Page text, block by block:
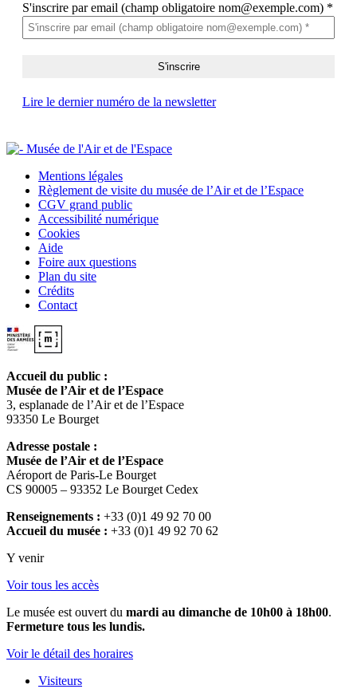
S'inscrire par email (champ obligatoire nom@exemple.com) *
Lire le dernier numéro de la newsletter
Mentions légales
Règlement de visite du musée de l’Air et de l’Espace
CGV grand public
Accessibilité numérique
Cookies
Aide
Foire aux questions
Plan du site
Crédits
Contact
Accueil du public :
Musée de l’Air et de l’Espace
3, esplanade de l’Air et de l’Espace
93350 Le Bourget
Adresse postale :
Musée de l’Air et de l’Espace
Aéroport de Paris-Le Bourget
CS 90005 – 93352 Le Bourget Cedex
Renseignements : +33 (0)1 49 92 70 00
Accueil du musée : +33 (0)1 49 92 70 62
Y venir
Voir tous les accès
Le musée est ouvert du mardi au dimanche de 10h00 à 18h00.
Fermeture tous les lundis.
Voir le détail des horaires
Visiteurs